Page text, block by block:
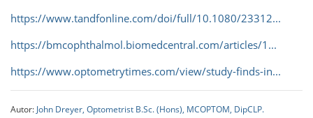
https://www.tandfonline.com/doi/full/10.1080/23312...
https://bmcophthalmol.biomedcentral.com/articles/1...
https://www.optometrytimes.com/view/study-finds-in...
Autor: John Dreyer, Optometrist B.Sc. (Hons), MCOPTOM, DipCLP.